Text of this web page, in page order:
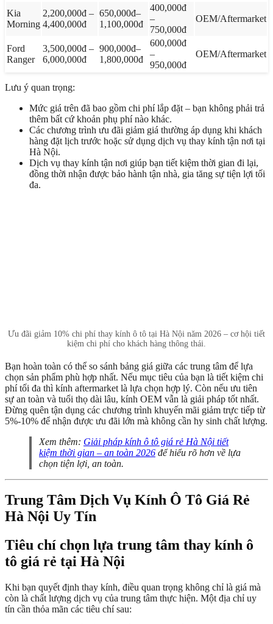
Kia
Morning
2,200,000đ –
4,400,000đ
650,000đ–
1,100,000đ
400,000đ
–
750,000đ
OEM/Aftermarket
Ford
Ranger
3,500,000đ –
6,000,000đ
900,000đ–
1,800,000đ
600,000đ
–
950,000đ
OEM/Aftermarket
Lưu ý quan trọng:
Mức giá trên đã bao gồm chi phí lắp đặt – bạn không phải trả
thêm bất cứ khoản phụ phí nào khác.
Các chương trình ưu đãi giảm giá thường áp dụng khi khách
hàng đặt lịch trước hoặc sử dụng dịch vụ thay kính tận nơi tại
Hà Nội.
Dịch vụ thay kính tận nơi giúp bạn tiết kiệm thời gian đi lại,
đồng thời nhận được bảo hành tận nhà, gia tăng sự tiện lợi tối
đa.
Ưu đãi giảm 10% chi phí thay kính ô tô tại Hà Nội năm 2026 – cơ hội tiết
kiệm chi phí cho khách hàng thông thái.
Bạn hoàn toàn có thể so sánh bảng giá giữa các trung tâm để lựa
chọn sản phẩm phù hợp nhất. Nếu mục tiêu của bạn là tiết kiệm chi
phí tối đa thì kính aftermarket là lựa chọn hợp lý. Còn nếu ưu tiên
sự an toàn và tuổi thọ dài lâu, kính OEM vẫn là giải pháp tốt nhất.
Đừng quên tận dụng các chương trình khuyến mãi giảm trực tiếp từ
5%-10% để nhận được ưu đãi lớn mà không cần hy sinh chất lượng.
Xem thêm: Giải pháp kính ô tô giá rẻ Hà Nội tiết
kiệm thời gian – an toàn 2026 để hiểu rõ hơn về lựa
chọn tiện lợi, an toàn.
Trung Tâm Dịch Vụ Kính Ô Tô Giá Rẻ
Hà Nội Uy Tín
Tiêu chí chọn lựa trung tâm thay kính ô
tô giá rẻ tại Hà Nội
Khi bạn quyết định thay kính, điều quan trọng không chỉ là giá mà
còn là chất lượng dịch vụ của trung tâm thực hiện. Một địa chỉ uy
tín cần thỏa mãn các tiêu chí sau: